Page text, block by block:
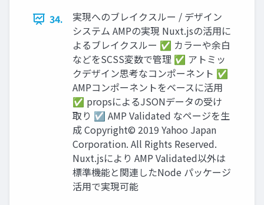
34.
実現へのブレイクスルー / デザイン
システム AMPの実現 Nuxt.jsの活用に
よるブレイクスルー ✅ カラーや余白
などをSCSS変数で管理 ✅ アトミッ
クデザイン思考なコンポーネント ✅
AMPコンポーネントをベースに活用
✅ propsによるJSONデータの受け
取り ☑ AMP Validated なページを生
成 Copyright© 2019 Yahoo Japan
Corporation. All Rights Reserved.
Nuxt.jsにより AMP Validated以外は
標準機能と関連したNode パッケージ
活用で実現可能